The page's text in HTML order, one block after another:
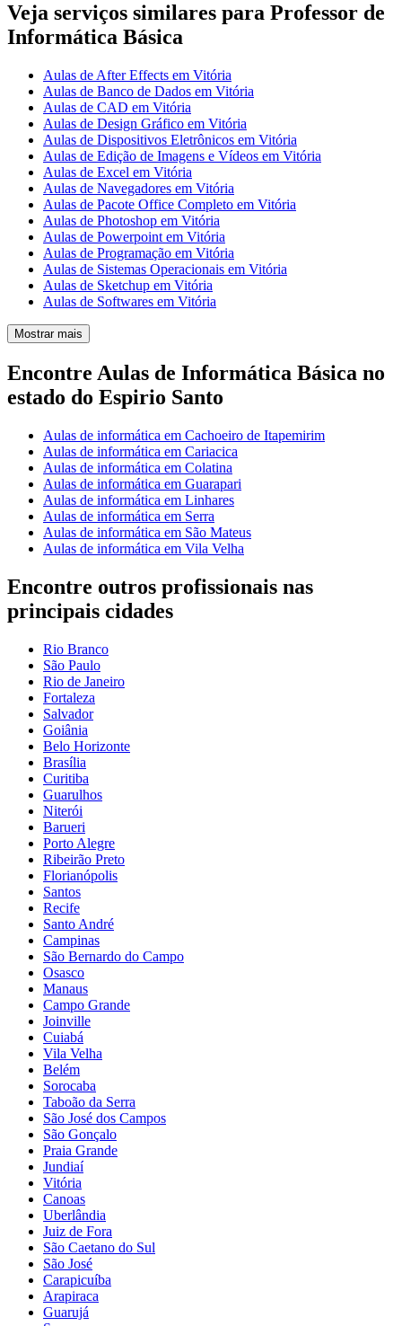
Veja serviços similares para Professor de
Informática Básica
Aulas de After Effects em Vitória
Aulas de Banco de Dados em Vitória
Aulas de CAD em Vitória
Aulas de Design Gráfico em Vitória
Aulas de Dispositivos Eletrônicos em Vitória
Aulas de Edição de Imagens e Vídeos em Vitória
Aulas de Excel em Vitória
Aulas de Navegadores em Vitória
Aulas de Pacote Office Completo em Vitória
Aulas de Photoshop em Vitória
Aulas de Powerpoint em Vitória
Aulas de Programação em Vitória
Aulas de Sistemas Operacionais em Vitória
Aulas de Sketchup em Vitória
Aulas de Softwares em Vitória
Mostrar mais
Encontre Aulas de Informática Básica no
estado do Espirio Santo
Aulas de informática em Cachoeiro de Itapemirim
Aulas de informática em Cariacica
Aulas de informática em Colatina
Aulas de informática em Guarapari
Aulas de informática em Linhares
Aulas de informática em Serra
Aulas de informática em São Mateus
Aulas de informática em Vila Velha
Encontre outros profissionais nas
principais cidades
Rio Branco
São Paulo
Rio de Janeiro
Fortaleza
Salvador
Goiânia
Belo Horizonte
Brasília
Curitiba
Guarulhos
Niterói
Barueri
Porto Alegre
Ribeirão Preto
Florianópolis
Santos
Recife
Santo André
Campinas
São Bernardo do Campo
Osasco
Manaus
Campo Grande
Joinville
Cuiabá
Vila Velha
Belém
Sorocaba
Taboão da Serra
São José dos Campos
São Gonçalo
Praia Grande
Jundiaí
Vitória
Canoas
Uberlândia
Juiz de Fora
São Caetano do Sul
São José
Carapicuíba
Arapiraca
Guarujá